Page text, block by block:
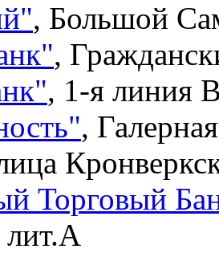
", Большой
",
", 1-я линия
",
Торговый
лит.А